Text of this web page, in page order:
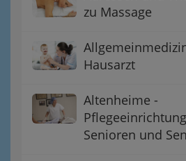
zu Massage
Hausarzt
Altenheime -
Senioren und